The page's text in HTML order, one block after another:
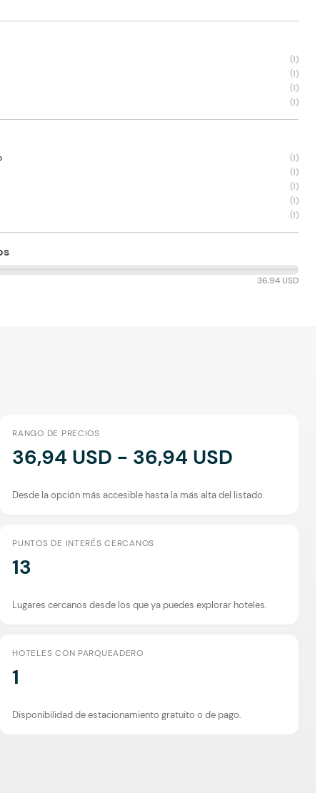
(1)
(1)
(1)
(1)
(1)
(1)
(1)
(1)
(1)
36,94 USD
RANGO DE PRECIOS
36,94 USD - 36,94 USD
Desde la opción más accesible hasta la más alta del listado.
PUNTOS DE INTERÉS CERCANOS
13
Lugares cercanos desde los que ya puedes explorar hoteles.
HOTELES CON PARQUEADERO
1
Disponibilidad de estacionamiento gratuito o de pago.